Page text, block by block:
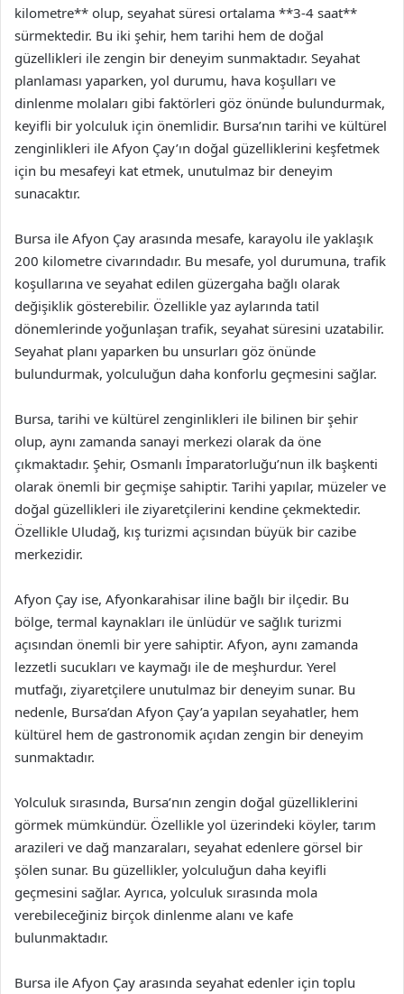
kilometre** olup, seyahat süresi ortalama **3-4 saat**
sürmektedir. Bu iki şehir, hem tarihi hem de doğal
güzellikleri ile zengin bir deneyim sunmaktadır. Seyahat
planlaması yaparken, yol durumu, hava koşulları ve
dinlenme molaları gibi faktörleri göz önünde bulundurmak,
keyifli bir yolculuk için önemlidir. Bursa’nın tarihi ve kültürel
zenginlikleri ile Afyon Çay’ın doğal güzelliklerini keşfetmek
için bu mesafeyi kat etmek, unutulmaz bir deneyim
sunacaktır.
Bursa ile Afyon Çay arasında mesafe, karayolu ile yaklaşık
200 kilometre civarındadır. Bu mesafe, yol durumuna, trafik
koşullarına ve seyahat edilen güzergaha bağlı olarak
değişiklik gösterebilir. Özellikle yaz aylarında tatil
dönemlerinde yoğunlaşan trafik, seyahat süresini uzatabilir.
Seyahat planı yaparken bu unsurları göz önünde
bulundurmak, yolculuğun daha konforlu geçmesini sağlar.
Bursa, tarihi ve kültürel zenginlikleri ile bilinen bir şehir
olup, aynı zamanda sanayi merkezi olarak da öne
çıkmaktadır. Şehir, Osmanlı İmparatorluğu’nun ilk başkenti
olarak önemli bir geçmişe sahiptir. Tarihi yapılar, müzeler ve
doğal güzellikleri ile ziyaretçilerini kendine çekmektedir.
Özellikle Uludağ, kış turizmi açısından büyük bir cazibe
merkezidir.
Afyon Çay ise, Afyonkarahisar iline bağlı bir ilçedir. Bu
bölge, termal kaynakları ile ünlüdür ve sağlık turizmi
açısından önemli bir yere sahiptir. Afyon, aynı zamanda
lezzetli sucukları ve kaymağı ile de meşhurdur. Yerel
mutfağı, ziyaretçilere unutulmaz bir deneyim sunar. Bu
nedenle, Bursa’dan Afyon Çay’a yapılan seyahatler, hem
kültürel hem de gastronomik açıdan zengin bir deneyim
sunmaktadır.
Yolculuk sırasında, Bursa’nın zengin doğal güzelliklerini
görmek mümkündür. Özellikle yol üzerindeki köyler, tarım
arazileri ve dağ manzaraları, seyahat edenlere görsel bir
şölen sunar. Bu güzellikler, yolculuğun daha keyifli
geçmesini sağlar. Ayrıca, yolculuk sırasında mola
verebileceğiniz birçok dinlenme alanı ve kafe
bulunmaktadır.
Bursa ile Afyon Çay arasında seyahat edenler için toplu